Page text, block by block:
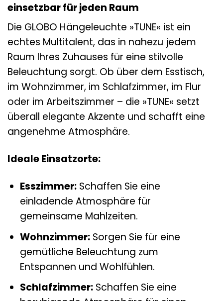
einsetzbar für jeden Raum
Die GLOBO Hängeleuchte »TUNE« ist ein
echtes Multitalent, das in nahezu jedem
Raum Ihres Zuhauses für eine stilvolle
Beleuchtung sorgt. Ob über dem Esstisch,
im Wohnzimmer, im Schlafzimmer, im Flur
oder im Arbeitszimmer – die »TUNE« setzt
überall elegante Akzente und schafft eine
angenehme Atmosphäre.
Ideale Einsatzorte:
Esszimmer:Schaffen Sie eine
einladende Atmosphäre für
gemeinsame Mahlzeiten.
Wohnzimmer:Sorgen Sie für eine
gemütliche Beleuchtung zum
Entspannen und Wohlfühlen.
Schlafzimmer:Schaffen Sie eine